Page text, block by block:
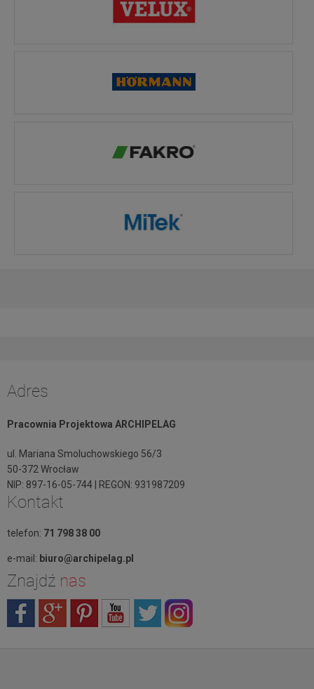
Adres
Pracownia Projektowa ARCHIPELAG
ul. Mariana Smoluchowskiego 56/3
50-372 Wrocław
NIP: 897-16-05-744 | REGON: 931987209
Kontakt
telefon: 71 798 38 00
e-mail: biuro@archipelag.pl
Znajdź nas